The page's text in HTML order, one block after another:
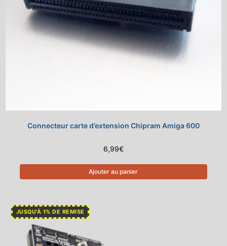
Connecteur carte d’extension Chipram Amiga 600
6,99€
Ajouter au panier
JUSQU'À 1% DE REMISE